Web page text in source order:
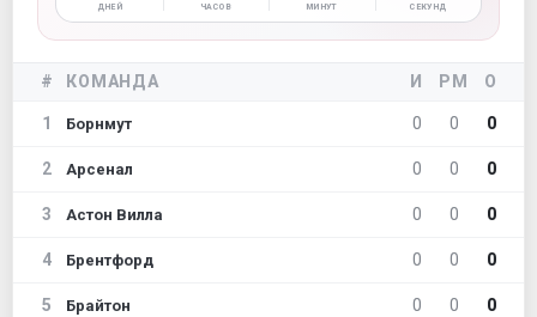
ДНЕЙ ЧАСОВ МИНУТ СЕКУНД
# КОМАНДА И РМ О
1 Борнмут 0 0 0
2 Арсенал 0 0 0
3 Астон Вилла 0 0 0
4 Брентфорд 0 0 0
5 Брайтон 0 0 0